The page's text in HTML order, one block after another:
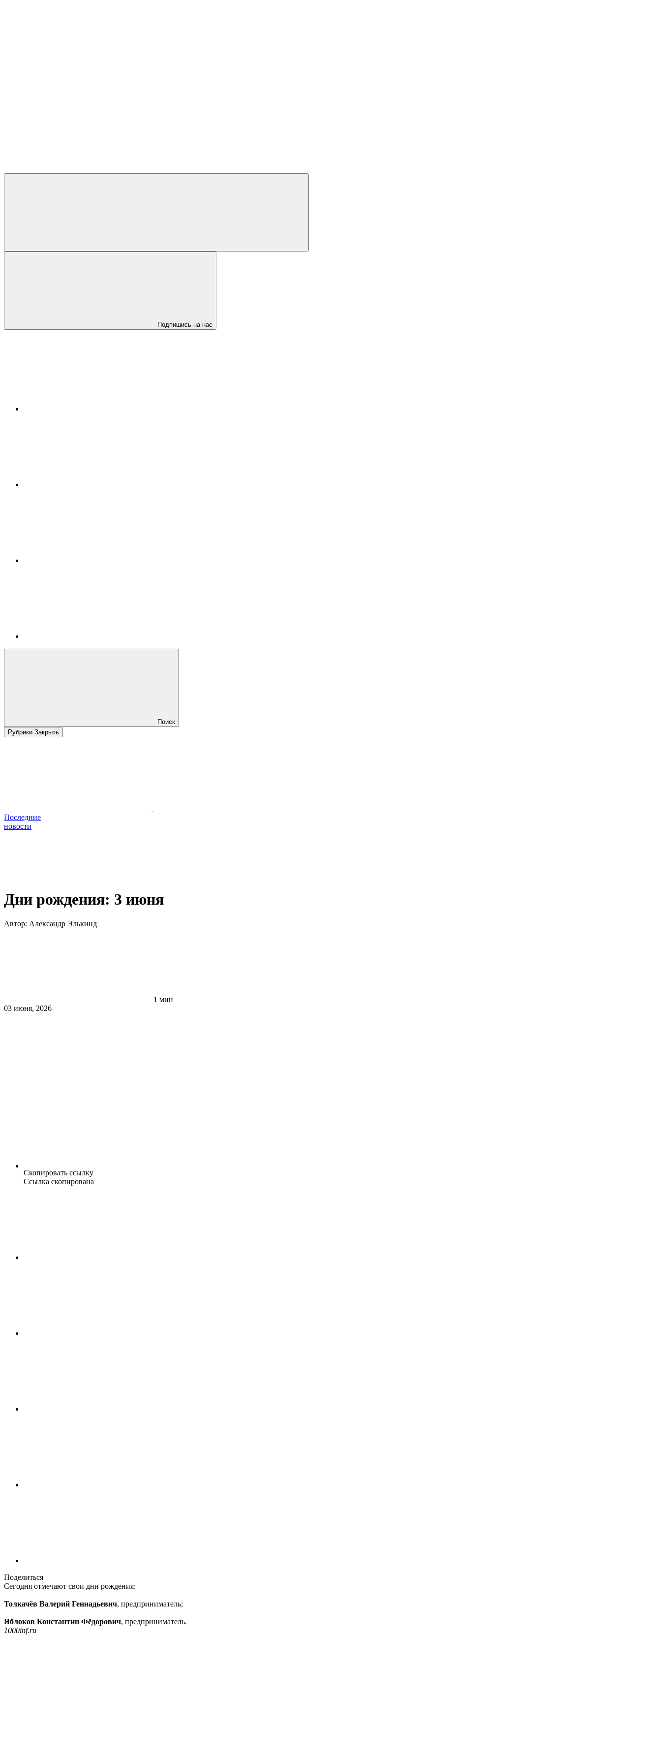
Подпишись на нас
Поиск
Рубрики Закрыть
Последние
новости
Дни рождения: 3 июня
Автор: Александр Элькинд
1 мин
03 июня, 2026
Скопировать ссылку
Ссылка скопирована
Поделиться
Сегодня отмечают свои дни рождения:
Толкачёв Валерий Геннадьевич, предприниматель;
Яблоков Константин Фёдорович, предприниматель.
1000inf.ru